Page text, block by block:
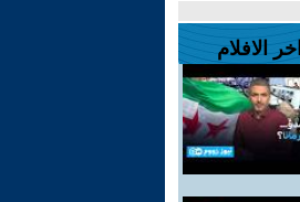
اخر الافلام